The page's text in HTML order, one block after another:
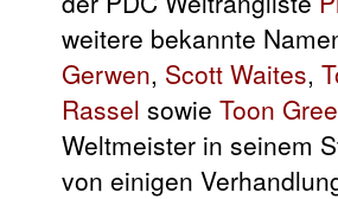
weitere bekannte
Gerwen, Scott Waites,
Rassel sowie Toon
Weltmeister in seinem
von einigen